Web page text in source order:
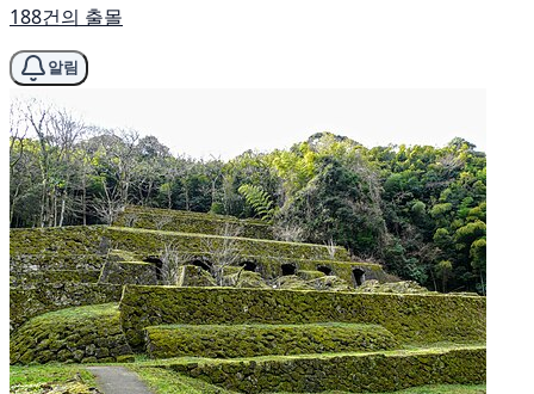
188건의 출몰
알림